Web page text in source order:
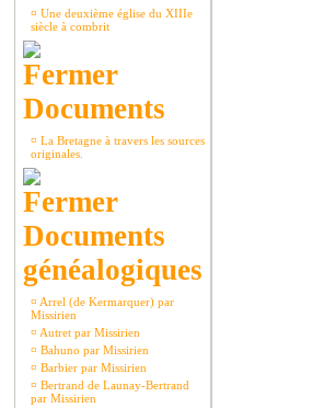
¤ Une deuxième église du XIIIe
siècle à combrit
Documents
¤ La Bretagne à travers les sources
originales.
Documents
généalogiques
¤ Arrel (de Kermarquer) par
Missirien
¤ Autret par Missirien
¤ Bahuno par Missirien
¤ Barbier par Missirien
¤ Bertrand de Launay-Bertrand
par Missirien